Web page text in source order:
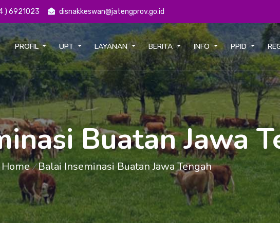
) 6921023 disnakkeswan@jatengprov.go.id
PROFIL UPT LAYANAN BERITA INFO PPID
Buatan Jawa
Home / Balai Inseminasi Buatan Jawa Tengah